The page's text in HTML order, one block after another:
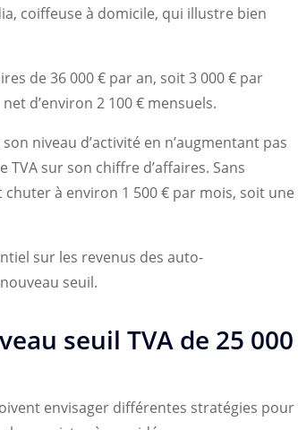
coiffeuse à domicile, qui illustre bien
de 36 000 € par an, soit 3 000 € par
d’environ 2 100 € mensuels.
niveau d’activité en n’augmentant pas
sur son chiffre d’affaires. Sans
à environ 1 500 € par mois, soit une
sur les revenus des auto-
seuil.
seuil TVA de 25 000
envisager différentes stratégies pour